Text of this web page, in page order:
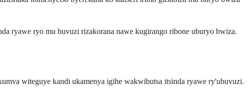
ryawe ryo mu buvuzi rizakorana nawe kugirango ribone uburyo bwiza.
witeguye kandi ukamenya igihe wakwibutsa itsinda ryawe ry'ubuvuzi.